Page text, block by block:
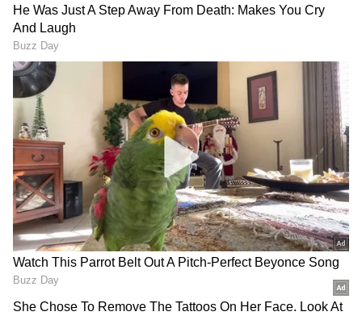
Image Credit :
ವಿದೇಶಿ ಲೀಗ್‌ಗಳತ್ತ ಆಟಗಾರರ ಒಲವು; ಬಿಸಿಸಿಐ ಕಳವಳ
ಭಾರತೀಯ ಕ್ರಿಕೆಟ್ ಆಟಗಾರರು ಇತ್ತೀಚಿನ ದಿನಗಳಲ್ಲಿ
ಇದ್ದಕ್ಕಿದ್ದಂತೆ ನಿವೃತ್ತಿ ಘೋಷಿಸುವ ಹಾದಿ ಹಿಡಿದಿರುವುದು
ಬಿಸಿಸಿಐ ಚಿಂತೆಗೆ ಕಾರಣವಾಗಿದೆ. ನಿವೃತ್ತಿಯ ಬೆನ್ನಲ್ಲೇ ಈ
ಆಟಗಾರರು ವಿದೇಶಿ ಟಿ20 ಲೀಗ್‌ಗಳಲ್ಲಿ ಆಡಲು ಹೆಚ್ಚಿನ
ಆದ್ಯತೆ ನೀಡುತ್ತಿದ್ದಾರೆ. ವಿದೇಶಿ ಫ್ರಾಂಚೈಸಿ ಲೀಗ್‌ಗಳ
ಭಾಗವಾಗಲು ಆಟಗಾರರು ಒಂದು ವಿಶೇಷ ತಂತ್ರವನ್ನು
ಅನುಸರಿಸುತ್ತಿದ್ದು, ಅಂತರರಾಷ್ಟ್ರೀಯ ಕ್ರಿಕೆಟ್‌ಗೆ ವಿದಾಯ
ಹೇಳುವ ಮುನ್ನವೇ ದೇಶೀಯ ಕ್ರಿಕೆಟ್ (Domestic Cricket)